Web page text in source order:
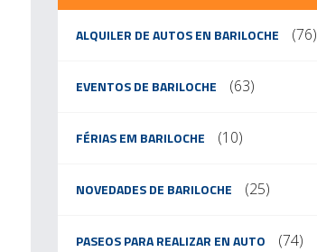
ALQUILER DE AUTOS EN BARILOCHE (76)
EVENTOS DE BARILOCHE (63)
FÉRIAS EM BARILOCHE (10)
NOVEDADES DE BARILOCHE (25)
PASEOS PARA REALIZAR EN AUTO (74)